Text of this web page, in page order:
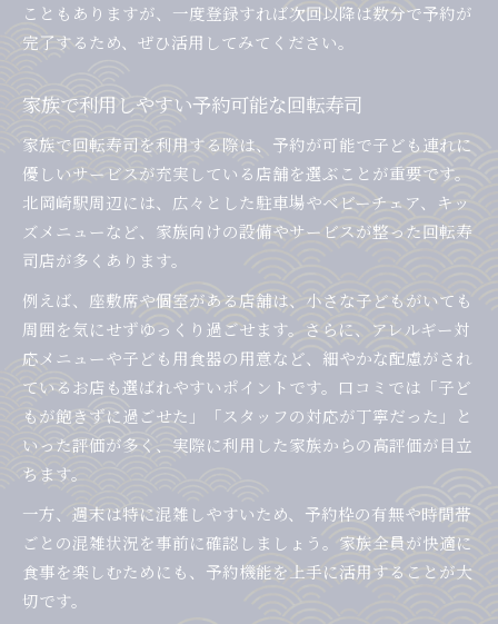
こともありますが、一度登録すれば次回以降は数分で予約が
完了するため、ぜひ活用してみてください。
家族で利用しやすい予約可能な回転寿司
家族で回転寿司を利用する際は、予約が可能で子ども連れに
優しいサービスが充実している店舗を選ぶことが重要です。
北岡崎駅周辺には、広々とした駐車場やベビーチェア、キッ
ズメニューなど、家族向けの設備やサービスが整った回転寿
司店が多くあります。
例えば、座敷席や個室がある店舗は、小さな子どもがいても
周囲を気にせずゆっくり過ごせます。さらに、アレルギー対
応メニューや子ども用食器の用意など、細やかな配慮がされ
ているお店も選ばれやすいポイントです。口コミでは「子ど
もが飽きずに過ごせた」「スタッフの対応が丁寧だった」と
いった評価が多く、実際に利用した家族からの高評価が目立
ちます。
一方、週末は特に混雑しやすいため、予約枠の有無や時間帯
ごとの混雑状況を事前に確認しましょう。家族全員が快適に
食事を楽しむためにも、予約機能を上手に活用することが大
切です。